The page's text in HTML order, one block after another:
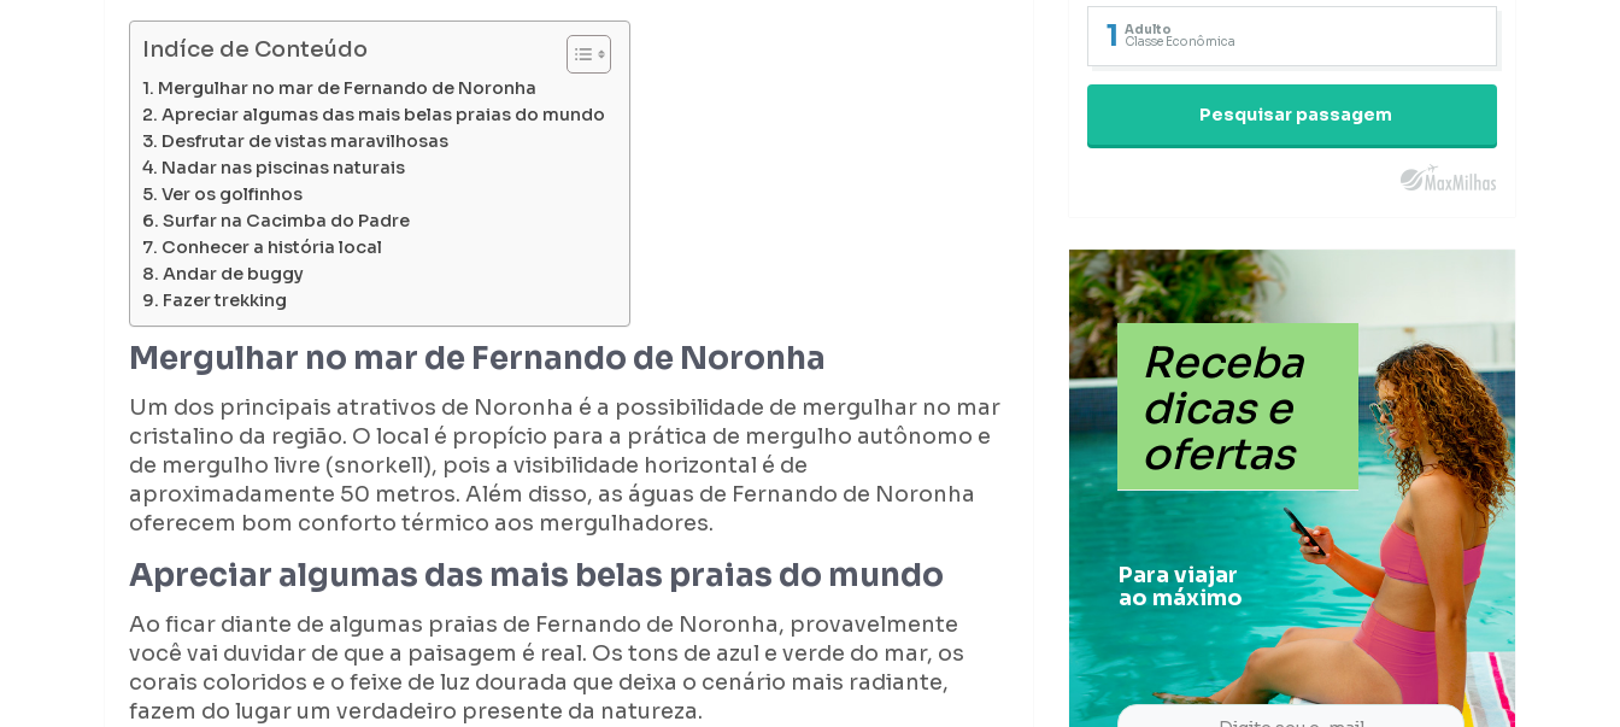
Indíce de Conteúdo
Mergulhar no mar de Fernando de Noronha
Apreciar algumas das mais belas praias do mundo
Desfrutar de vistas maravilhosas
Nadar nas piscinas naturais
Ver os golfinhos
Surfar na Cacimba do Padre
Conhecer a história local
Andar de buggy
Fazer trekking
Mergulhar no mar de Fernando de Noronha
Um dos principais atrativos de Noronha é a possibilidade de mergulhar no mar
cristalino da região. O local é propício para a prática de mergulho autônomo e
de mergulho livre (snorkell), pois a visibilidade horizontal é de
aproximadamente 50 metros. Além disso, as águas de Fernando de Noronha
oferecem bom conforto térmico aos mergulhadores.
Apreciar algumas das mais belas praias do mundo
Ao ficar diante de algumas praias de Fernando de Noronha, provavelmente
você vai duvidar de que a paisagem é real. Os tons de azul e verde do mar, os
corais coloridos e o feixe de luz dourada que deixa o cenário mais radiante,
fazem do lugar um verdadeiro presente da natureza.
1 Adulto
Classe Econômica
Pesquisar passagem
Receba
dicas e
ofertas
Para viajar
ao máximo